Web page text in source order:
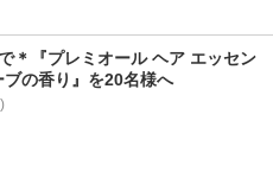
＊『プレミオール ヘア エッセン
ブの香り』を20名様へ